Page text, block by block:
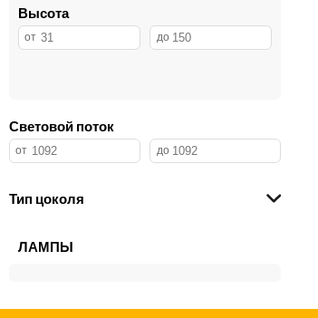
Novotech
Citilux
LOFT IT 1
Высота
Световой поток
Тип цоколя
ЛАМПЫ